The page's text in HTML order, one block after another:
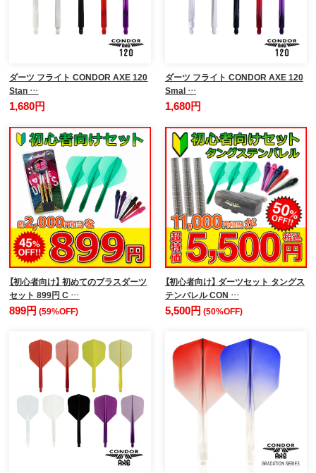
ダーツ フライト CONDOR AXE 120
Stan …
1,680円
ダーツ フライト CONDOR AXE 120
Smal …
1,680円
【初心者向け】 初めてのブラスダーツ
セット 899円 C …
899円(59%OFF)
【初心者向け】 ダーツセット タングス
テンバレル CON …
5,500円 (50%OFF)